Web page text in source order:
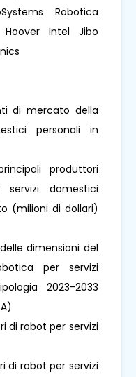
Robotica
Hoover Intel Jibo
di mercato della
personali in
produttori
domestici
(milioni di dollari)
dimensioni del
per servizi
2023-2033
di robot per servizi
di robot per servizi